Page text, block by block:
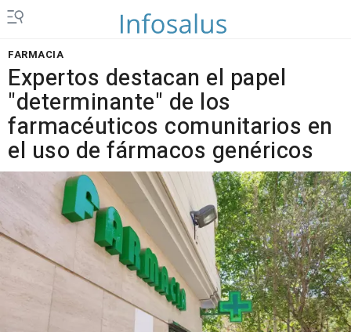
FARMACIA
Expertos destacan el papel
"determinante" de los
farmacéuticos comunitarios en
el uso de fármacos genéricos